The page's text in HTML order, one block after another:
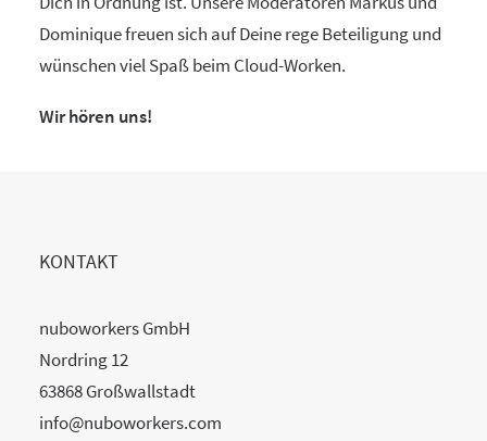
Dominique freuen sich auf Deine rege Beteiligung und
wünschen viel Spaß beim Cloud-Worken.
Wir hören uns!
KONTAKT
nuboworkers GmbH
Nordring 12
63868 Großwallstadt
info@nuboworkers.com